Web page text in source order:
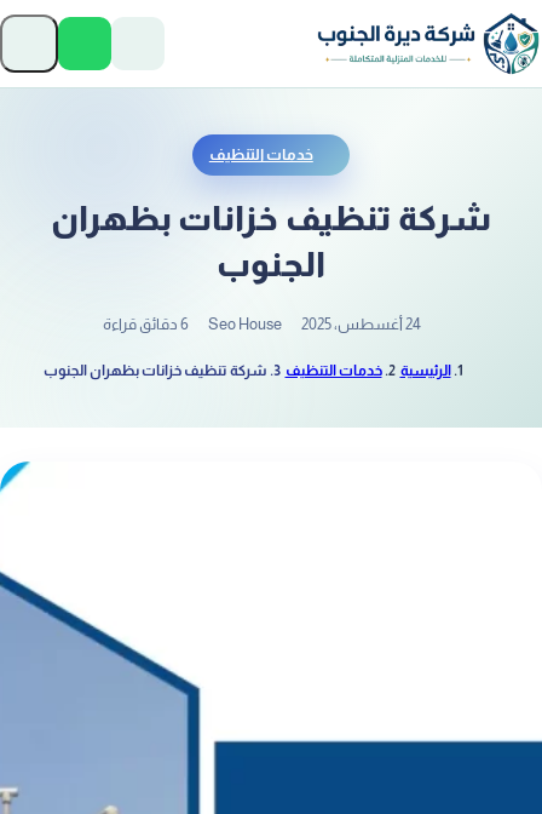
تخطَّ إلى المحتوى
خدمات التنظيف
شركة تنظيف خزانات بظهران
الجنوب
24 أغسطس، 2025 Seo House 6 دقائق قراءة
الرئيسية خدمات التنظيف شركة تنظيف خزانات بظهران الجنوب